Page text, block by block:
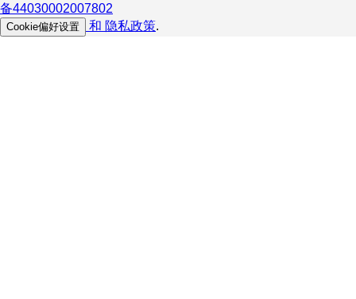
备44030002007802
Cookie偏好设置 和 隐私政策.